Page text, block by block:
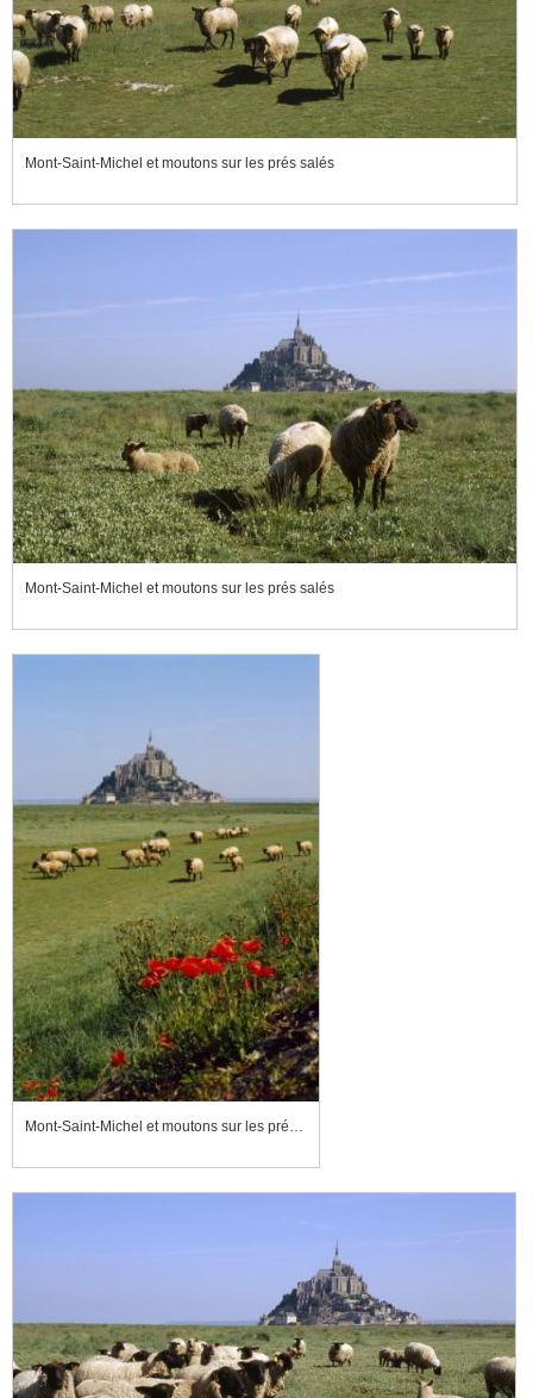
Mont-Saint-Michel et moutons sur les prés salés
Mont-Saint-Michel et moutons sur les prés salés
Mont-Saint-Michel et moutons sur les prés salés